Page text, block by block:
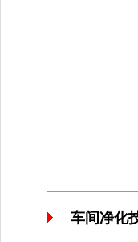
车间净化